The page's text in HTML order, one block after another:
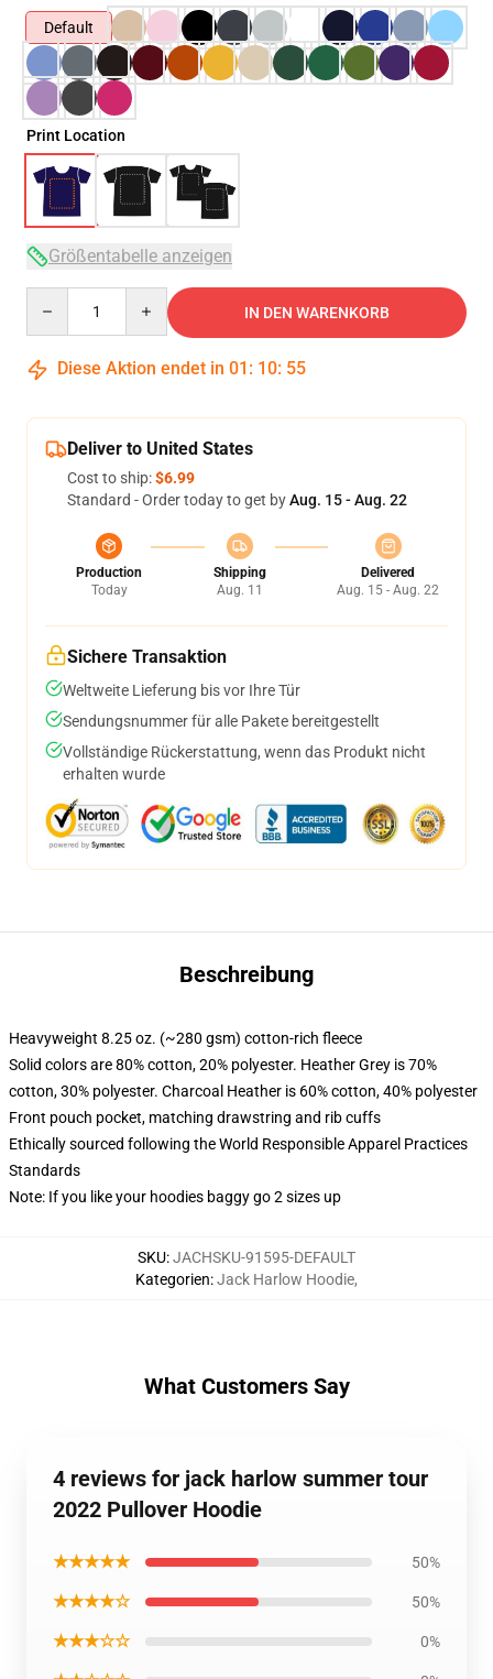
Default
Print Location
Größentabelle anzeigen
IN DEN WARENKORB
Diese Aktion endet in 01 : 10: 54
Deliver to United States
Cost to ship:$6.99
Standard - Order today to get byAug. 15 - Aug. 22
Production
Today
Shipping
Aug. 11
Delivered
Aug. 15 - Aug. 22
Sichere Transaktion
Weltweite Lieferung bis vor Ihre Tür
Sendungsnummer für alle Pakete bereitgestellt
Vollständige Rückerstattung, wenn das Produkt nicht
erhalten wurde
Beschreibung
Heavyweight 8.25 oz. (~280 gsm) cotton-rich fleece
Solid colors are 80% cotton, 20% polyester. Heather Grey is 70%
cotton, 30% polyester. Charcoal Heather is 60% cotton, 40% polyester
Front pouch pocket, matching drawstring and rib cuffs
Ethically sourced following the World Responsible Apparel Practices
Standards
Note: If you like your hoodies baggy go 2 sizes up
SKU:JACHSKU-91595-DEFAULT
Kategorien:Jack Harlow Hoodie,
What Customers Say
4 reviews for jack harlow summer tour
2022 Pullover Hoodie
★★★★★ 50%
★★★★☆ 50%
★★★☆☆ 0%